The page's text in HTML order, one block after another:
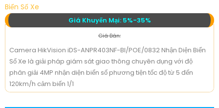
Biển Số Xe
Giá Khuyến Mại: 5%-35%
Giá Bán:
Camera HikVision iDS-ANPR403NF-BI/POE/0832 Nhận Diện Biển
Số Xe là giải pháp giám sát giao thông chuyên dụng với độ
phân giải 4MP nhận diện biển số phương tiện tốc độ từ 5 đến
120km/h cảm biến 1/1